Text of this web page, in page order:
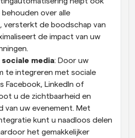
over alle
de boodschap van
de impact van uw
media: Door uw
te integreren met sociale
Facebook, LinkedIn of
u de zichtbaarheid en
van uw evenement. Met
kunt u naadloos delen
het gemakkelijker